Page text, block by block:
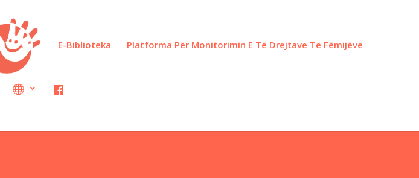
E-Biblioteka Platforma Për Monitorimin E Të Drejtave Të Fëmijëve